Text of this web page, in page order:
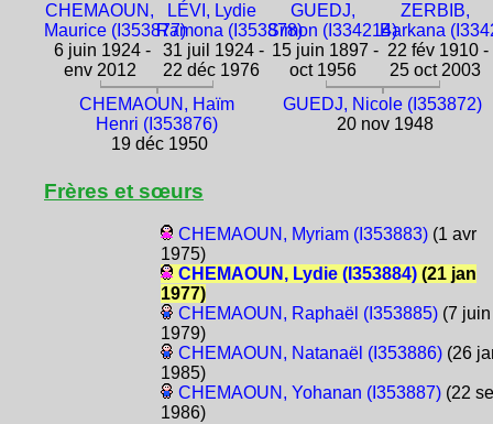
CHEMAOUN,
Maurice (I353877)
6 juin 1924 -
env 2012
LÉVI, Lydie
Ramona (I353878)
31 juil 1924 -
22 déc 1976
GUEDJ,
Simon (I334214)
15 juin 1897 -
oct 1956
ZERBIB,
Barkana
22 fév 1910 -
25 oct 2003
CHEMAOUN, Haïm
Henri (I353876)
19 déc 1950
GUEDJ, Nicole (I353872)
20 nov 1948
Frères et sœurs
CHEMAOUN, Myriam (I353883)(1 avr
1975)
CHEMAOUN, Lydie (I353884)(21 jan
1977)
CHEMAOUN, Raphaël (I353885)(7 juin
1979)
CHEMAOUN, Natanaël (I353886)(26
1985)
CHEMAOUN, Yohanan (I353887)(22
1986)